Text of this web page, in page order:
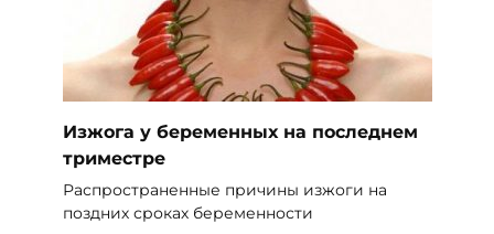
Изжога у беременных на последнем
триместре
Распространенные причины изжоги на
поздних сроках беременности